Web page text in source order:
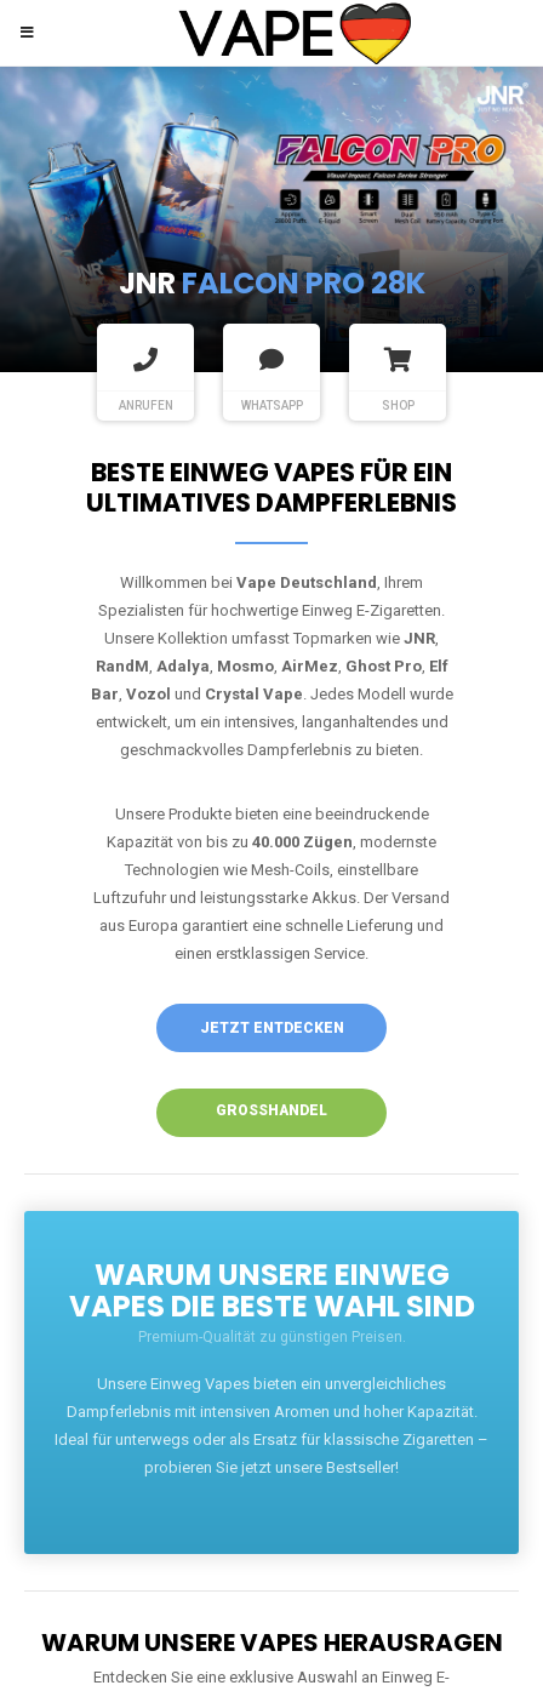
JNRSHISHA HOOKAH MAX
ANRUFEN WHATSAPP SHOP
BESTE EINWEG VAPES FÜR EIN
ULTIMATIVES DAMPFERLEBNIS
Willkommen bei Vape Deutschland, Ihrem
Spezialisten für hochwertige Einweg E-Zigaretten.
Unsere Kollektion umfasst Topmarken wie JNR,
RandM, Adalya, Mosmo, AirMez, Ghost Pro, Elf
Bar, Vozol und Crystal Vape. Jedes Modell wurde
entwickelt, um ein intensives, langanhaltendes und
geschmackvolles Dampferlebnis zu bieten.
Unsere Produkte bieten eine beeindruckende
Kapazität von bis zu 40.000 Zügen, modernste
Technologien wie Mesh-Coils, einstellbare
Luftzufuhr und leistungsstarke Akkus. Der Versand
aus Europa garantiert eine schnelle Lieferung und
einen erstklassigen Service.
JETZT ENTDECKEN
GROSSHANDEL
WARUM UNSERE EINWEG
VAPES DIE BESTE WAHL SIND
Premium-Qualität zu günstigen Preisen.
Unsere Einweg Vapes bieten ein unvergleichliches
Dampferlebnis mit intensiven Aromen und hoher Kapazität.
Ideal für unterwegs oder als Ersatz für klassische Zigaretten –
probieren Sie jetzt unsere Bestseller!
WARUM UNSERE VAPES HERAUSRAGEN
Entdecken Sie eine exklusive Auswahl an Einweg E-